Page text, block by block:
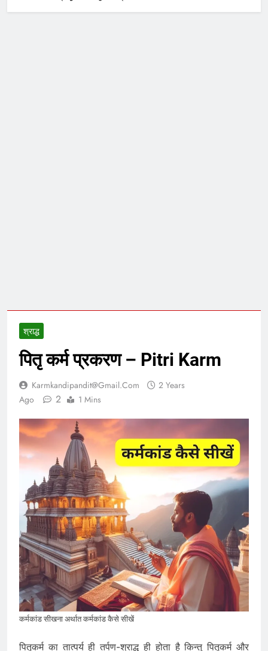
श्राद्ध
पितृ कर्म प्रकरण – Pitri Karm
Karmkandipandit@gmail.com
2 Years
Ago
2 1 Mins
कर्मकांड सीखना अर्थात कर्मकांड कैसे सीखें
पितृकर्म का तात्पर्य ही तर्पण-श्राद्ध ही होता है किन्तु पितृकर्म और